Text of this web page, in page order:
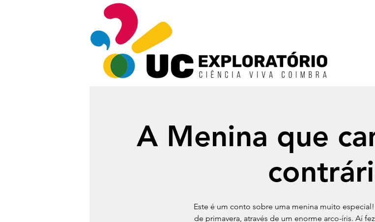
A Menina que
Este é um conto sobre uma menina muito
de primavera, através de um enorme arco-íris. Aí